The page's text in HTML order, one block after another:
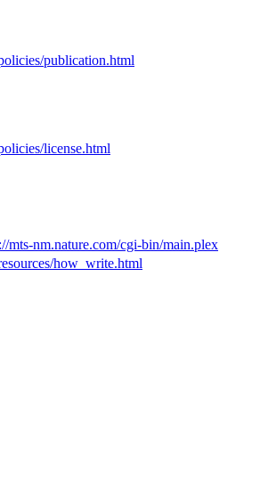
publication.html
license.html
mts-nm.nature.com/cgi-bin/main.plex
how_write.html